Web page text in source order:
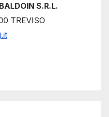
S.R.L.
TREVISO